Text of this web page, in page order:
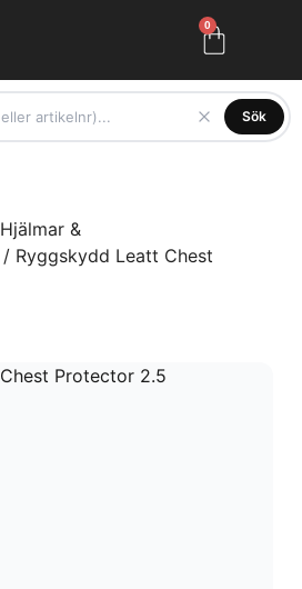
0
Sök
Hjälmar &
/ Ryggskydd Leatt Chest